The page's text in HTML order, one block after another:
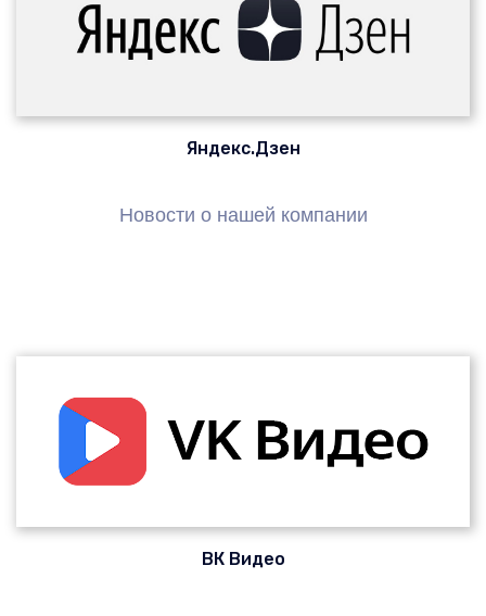
Яндекс.Дзен
Новости о нашей компании
ВК Видео